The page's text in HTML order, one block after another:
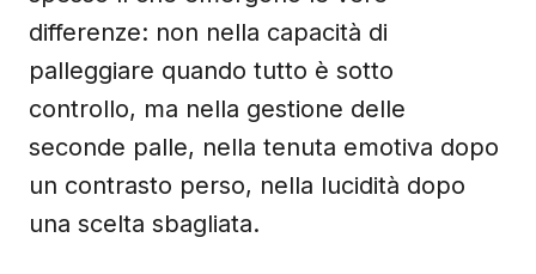
differenze: non nella capacità di
palleggiare quando tutto è sotto
controllo, ma nella gestione delle
seconde palle, nella tenuta emotiva dopo
un contrasto perso, nella lucidità dopo
una scelta sbagliata.